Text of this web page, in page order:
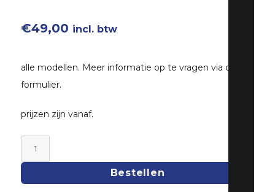
€49,00 incl. btw
alle modellen. Meer informatie op te vragen via ons
formulier.
prijzen zijn vanaf.
Mattenset
alle
modellen
Bestellen